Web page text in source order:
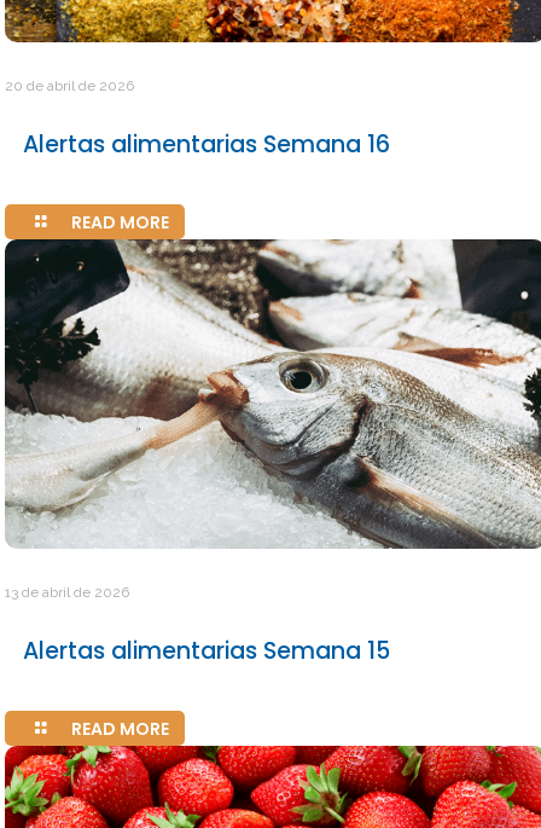
20 de abril de 2026
Alertas alimentarias Semana 16
READ MORE
13 de abril de 2026
Alertas alimentarias Semana 15
READ MORE